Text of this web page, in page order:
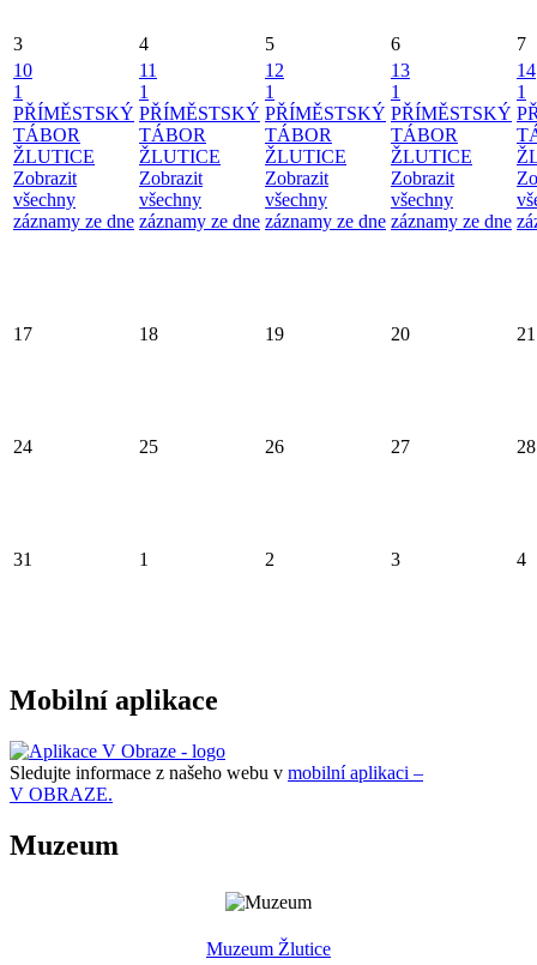
3 4 5 6
7
10
1
PŘÍMĚSTSKÝ
TÁBOR
ŽLUTICE
Zobrazit
všechny
záznamy ze dne
11
1
PŘÍMĚSTSKÝ
TÁBOR
ŽLUTICE
Zobrazit
všechny
záznamy ze dne
12
1
PŘÍMĚSTSKÝ
TÁBOR
ŽLUTICE
Zobrazit
všechny
záznamy ze dne
13
1
PŘÍMĚSTSKÝ
TÁBOR
ŽLUTICE
Zobrazit
všechny
záznamy ze dne
14
1
17 18 19 20 21
24 25 26 27 28
31 1 2 3 4
Mobilní aplikace
Sledujte informace z našeho webu v mobilní aplikaci –
V OBRAZE.
Muzeum
Muzeum Žlutice